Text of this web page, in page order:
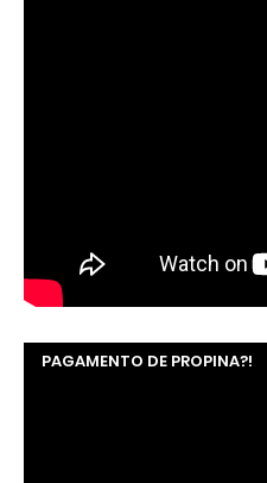
PAGAMENTO DE PROPINA?!